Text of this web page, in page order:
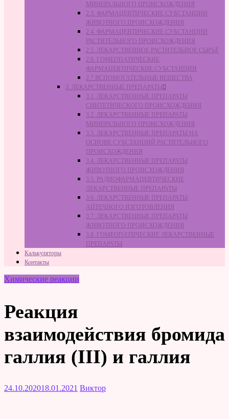
МИНЕРАЛЬНОГО ПРОИСХОЖДЕНИЯ
2.3. ФАРМАЦЕВТИЧЕСКИЕ СУБСТАНЦИИ
ЖИВОТНОГО ПРОИСХОЖДЕНИЯ
2.4. ФАРМАЦЕВТИЧЕСКИЕ СУБСТАНЦИИ
РАСТИТЕЛЬНОГО ПРОИСХОЖДЕНИЯ
2.5. ЛЕКАРСТВЕННОЕ РАСТИТЕЛЬНОЕ СЫРЬЁ
2.6. ГОМЕОПАТИЧЕСКИЕ
ФАРМАЦЕВТИЧЕСКИЕ СУБСТАНЦИИ
2.7 ВСПОМОГАТЕЛЬНЫЕ ВЕЩЕСТВА
3. ЛЕКАРСТВЕННЫЕ ПРЕПАРАТЫ
3.1. ЛЕКАРСТВЕННЫЕ ПРЕПАРАТЫ
СИНТЕТИЧЕСКОГО ПРОИСХОЖДЕНИЯ
3.2. ЛЕКАРСТВЕННЫЕ ПРЕПАРАТЫ
МИНЕРАЛЬНОГО ПРОИСХОЖДЕНИЯ
3.3. ЛЕКАРСТВЕННЫЕ ПРЕПАРАТЫ НА
ОСНОВЕ СУБСТАНЦИЙ РАСТИТЕЛЬНОГО
ПРОИСХОЖДЕНИЯ
3.4. ЛЕКАРСТВЕННЫЕ ПРЕПАРАТЫ
ЖИВОТНОГО ПРОИСХОЖДЕНИЯ
3.5. РАДИОФАРМАЦЕВТИЧЕСКИЕ
ЛЕКАРСТВЕННЫЕ ПРЕПАРАТЫ
3.6. ЛЕКАРСТВЕННЫЕ ПРЕПАРАТЫ
АПТЕЧНОГО ИЗГОТОВЛЕНИЯ
3.7. ЛЕКАРСТВЕННЫЕ ПРЕПАРАТЫ
ЖИВОТНОГО ПРОИСХОЖДЕНИЯ
3.8. ГОМЕОПАТИЧЕСКИЕ ЛЕКАРСТВЕННЫЕ
ПРЕПАРАТЫ
Калькуляторы
Контакты
Химические реакции
Реакция
взаимодействия бромида
галлия (III) и галлия
24.10.202018.01.2021 Виктор